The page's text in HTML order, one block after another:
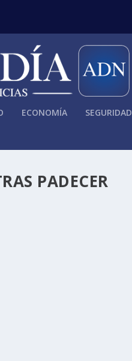
ECONOMÍA SEGURIDAD
PADECER